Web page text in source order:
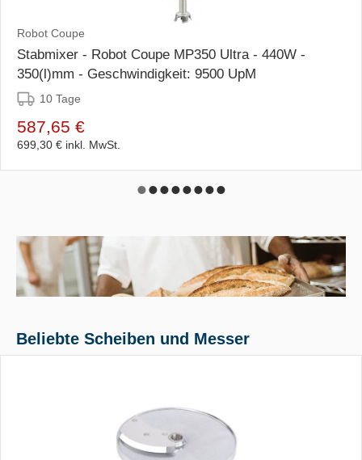
Robot Coupe
Stabmixer - Robot Coupe MP350 Ultra - 440W -
350(l)mm - Geschwindigkeit: 9500 UpM
10 Tage
587,65 €
699,30 € inkl. MwSt.
Beliebte Scheiben und Messer